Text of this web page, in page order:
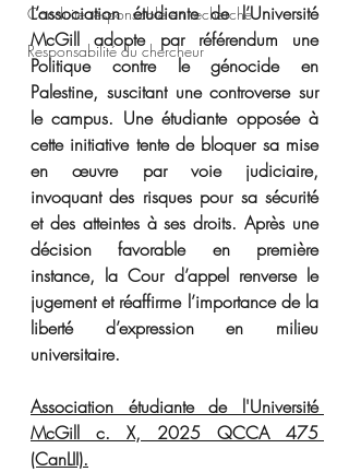
Conduite responsable en recherche
Responsabilité du chercheur
L’association étudiante de l’Université
McGill adopte par référendum une
Politique contre le génocide en
Palestine, suscitant une controverse sur
le campus. Une étudiante opposée à
cette initiative tente de bloquer sa mise
en œuvre par voie judiciaire,
invoquant des risques pour sa sécurité
et des atteintes à ses droits. Après une
décision favorable en première
instance, la Cour d’appel renverse le
jugement et réaffirme l’importance de la
liberté d’expression en milieu
universitaire.
Association étudiante de l'Université
McGill c. X, 2025 QCCA 475
(CanLII).